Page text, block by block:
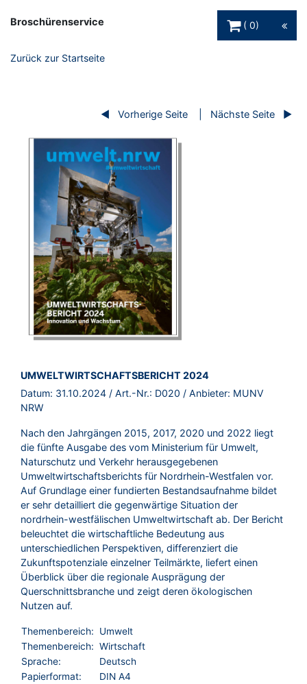
Broschürenservice
0
Zurück zur Startseite
Vorherige Seite Nächste Seite
BROSCHÜRE:
UMWELTWIRTSCHAFTSBERICHT 2024
Datum: 31.10.2024 / Art.-Nr.: D020 / Anbieter: MUNV
NRW
Nach den Jahrgängen 2015, 2017, 2020 und 2022 liegt
die fünfte Ausgabe des vom Ministerium für Umwelt,
Naturschutz und Verkehr herausgegebenen
Umweltwirtschaftsberichts für Nordrhein-Westfalen vor.
Auf Grundlage einer fundierten Bestandsaufnahme bildet
er sehr detailliert die gegenwärtige Situation der
nordrhein-westfälischen Umweltwirtschaft ab. Der Bericht
beleuchtet die wirtschaftliche Bedeutung aus
unterschiedlichen Perspektiven, differenziert die
Zukunftspotenziale einzelner Teilmärkte, liefert einen
Überblick über die regionale Ausprägung der
Querschnittsbranche und zeigt deren ökologischen
Nutzen auf.
Themenbereich:
Umwelt
Themenbereich: Wirtschaft
Sprache:
Deutsch
Papierformat:
DIN A4